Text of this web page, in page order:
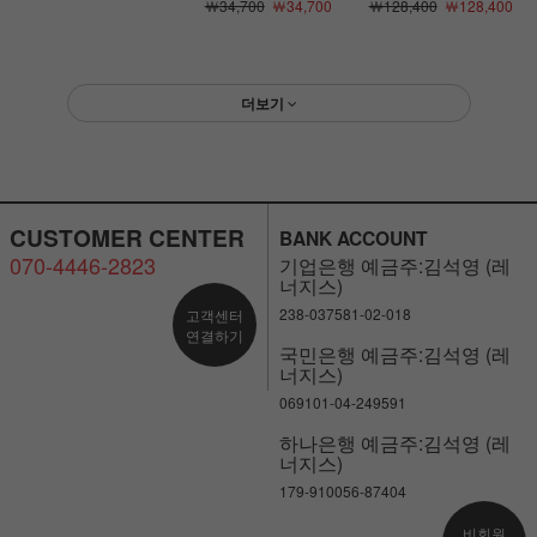
￦34,700￦34,700 ￦128,400￦128,400
더보기
CUSTOMER CENTER
070-4446-2823
고객센터
연결하기
BANK ACCOUNT
기업은행 예금주:김석영 (레
너지스)
238-037581-02-018
국민은행 예금주:김석영 (레
너지스)
069101-04-249591
하나은행 예금주:김석영 (레
너지스)
179-910056-87404
비회원